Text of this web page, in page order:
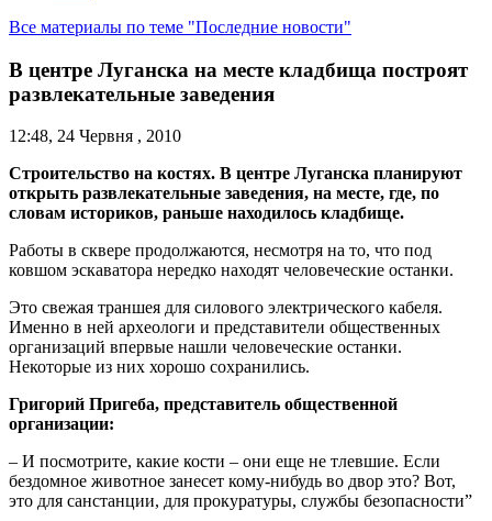
Все материалы по теме "Последние новости"
В центре Луганска на месте кладбища построят
развлекательные заведения
12:48, 24 Червня , 2010
Строительство на костях. В центре Луганска планируют
открыть развлекательные заведения, на месте, где, по
словам историков, раньше находилось кладбище.
Работы в сквере продолжаются, несмотря на то, что под
ковшом эскаватора нередко находят человеческие останки.
Это свежая траншея для силового электрического кабеля.
Именно в ней археологи и представители общественных
организаций впервые нашли человеческие останки.
Некоторые из них хорошо сохранились.
Григорий Пригеба, представитель общественной
организации:
– И посмотрите, какие кости – они еще не тлевшие. Если
бездомное животное занесет кому-нибудь во двор это? Вот,
это для санстанции, для прокуратуры, службы безопасности”